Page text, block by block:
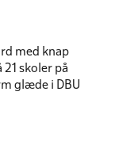
med knap
skoler på
glæde i DBU